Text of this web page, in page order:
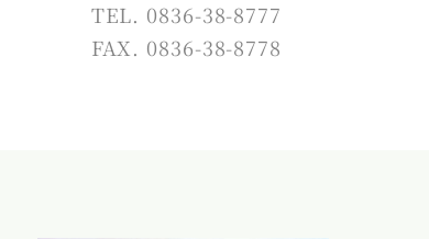
TEL. 0836-38-8777
FAX. 0836-38-8778